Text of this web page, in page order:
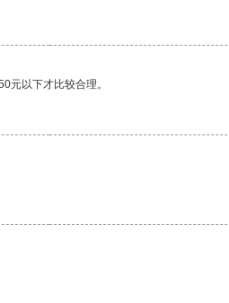
元以下才比较合理。